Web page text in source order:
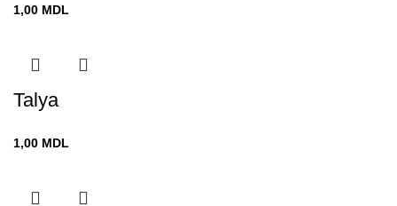
1,00 MDL
Talya
1,00 MDL